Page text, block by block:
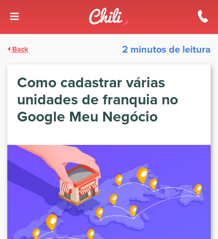
Back 2 minutos de leitura
Como cadastrar várias
unidades de franquia no
Google Meu Negócio